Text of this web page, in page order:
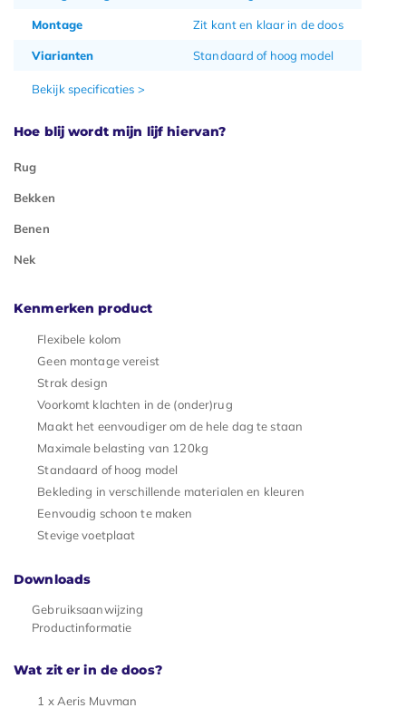
Montage Zit kant en klaar in de doos
Viarianten Standaard of hoog model
Bekijk specificaties >
Hoe blij wordt mijn lijf hiervan?
Rug
Bekken
Benen
Nek
Kenmerken product
Flexibele kolom
Geen montage vereist
Strak design
Voorkomt klachten in de (onder)rug
Maakt het eenvoudiger om de hele dag te staan
Maximale belasting van 120kg
Standaard of hoog model
Bekleding in verschillende materialen en kleuren
Eenvoudig schoon te maken
Stevige voetplaat
Downloads
Gebruiksaanwijzing
Productinformatie
Wat zit er in de doos?
1 x Aeris Muvman